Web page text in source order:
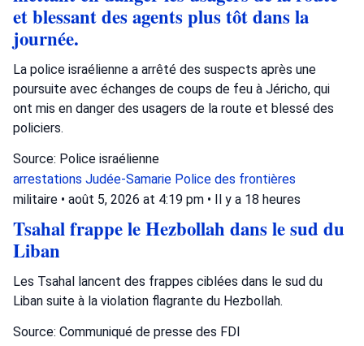
et blessant des agents plus tôt dans la
journée.
La police israélienne a arrêté des suspects après une
poursuite avec échanges de coups de feu à Jéricho, qui
ont mis en danger des usagers de la route et blessé des
policiers.
Source: Police israélienne
arrestations Judée-Samarie Police des frontières
militaire • août 5, 2026 at 4:19 pm • Il y a 18 heures
Tsahal frappe le Hezbollah dans le sud du
Liban
Les Tsahal lancent des frappes ciblées dans le sud du
Liban suite à la violation flagrante du Hezbollah.
Source: Communiqué de presse des FDI